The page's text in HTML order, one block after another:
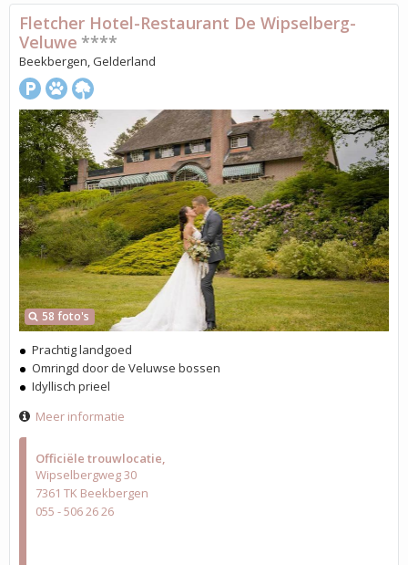
Officiële trouwlocatie
Wipselbergweg 30
7361 TK Beekbergen
055 - 506 26 26
58 foto's
Fletcher Hotel-Restaurant De Wipselberg-
Veluwe ****
Beekbergen, Gelderland
Prachtig landgoed
Omringd door de Veluwse bossen
Idyllisch prieel
Meer informatie